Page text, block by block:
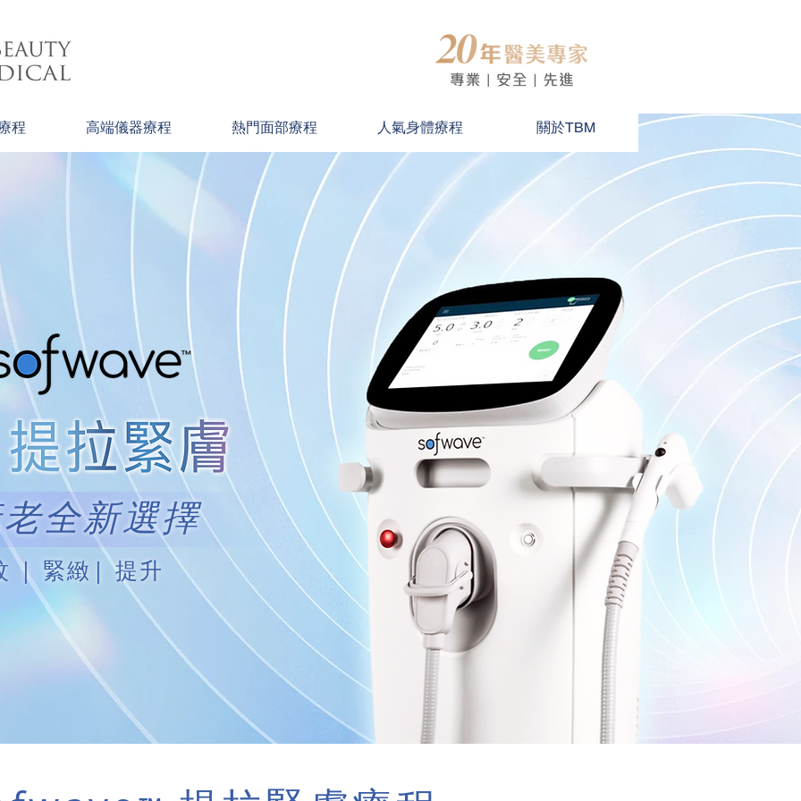
程 高端儀器療程 熱門面部療程 人氣身體療程 關於TBM
| 緊緻| 提升
全新選擇